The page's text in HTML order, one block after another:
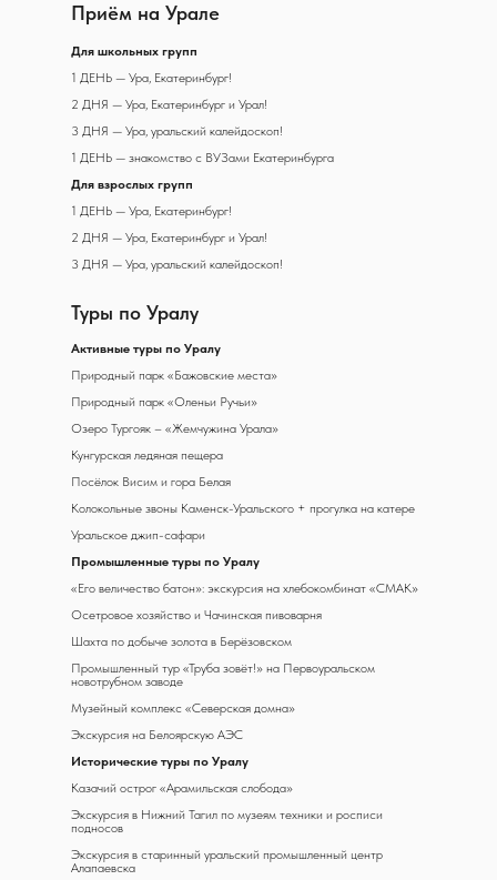
Туры по Уралу
Активные туры по Уралу
Природный парк «Бажовские места»
Природный парк «Оленьи Ручьи»
Озеро Тургояк – «Жемчужина Урала»
Кунгурская ледяная пещера
Посёлок Висим и гора Белая
Колокольные звоны Каменск-Уральского + прогулка на катере
Уральское джип-сафари
Промышленные туры по Уралу
«Его величество батон»: экскурсия на хлебокомбинат «СМАК»
Осетровое хозяйство и Чачинская пивоварня
Шахта по добыче золота в Берёзовском
Промышленный тур «Труба зовёт!» на Первоуральском
новотрубном заводе
Музейный комплекс «Северская домна»
Экскурсия на Белоярскую АЭС
Исторические туры по Уралу
Казачий острог «Арамильская слобода»
Экскурсия в Нижний Тагил по музеям техники и росписи
подносов
Экскурсия в старинный уральский промышленный центр
Алапаевска
Приём на Урале
Для школьных групп
1 ДЕНЬ — Ура, Екатеринбург!
2 ДНЯ — Ура, Екатеринбург и Урал!
3 ДНЯ — Ура, уральский калейдоскоп!
1 ДЕНЬ — знакомство с ВУЗами Екатеринбурга
Для взрослых групп
1 ДЕНЬ — Ура, Екатеринбург!
2 ДНЯ — Ура, Екатеринбург и Урал!
3 ДНЯ — Ура, уральский калейдоскоп!